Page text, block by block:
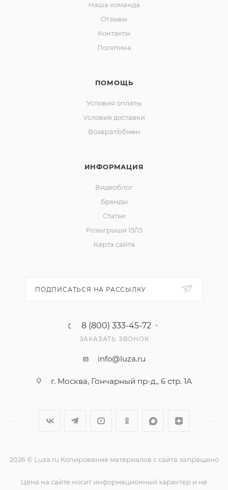
Наша команда
Отзывы
Контакты
Политика
ПОМОЩЬ
Условия оплаты
Условия доставки
Возврат/обмен
ИНФОРМАЦИЯ
Видеоблог
Бренды
Статьи
Розыгрыши 15/15
Карта сайта
ПОДПИСАТЬСЯ НА РАССЫЛКУ
8 (800) 333-45-72
ЗАКАЗАТЬ ЗВОНОК
info@luza.ru
г. Москва, Гончарный пр-д., 6 стр. 1А
2026 © Luza.ru Копирование материалов с сайта запрещено
Цена на сайте носит информационный характер и не